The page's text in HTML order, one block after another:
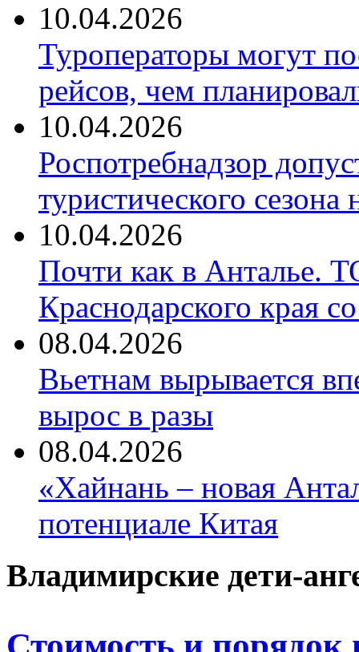
10.04.2026
Туроператоры могут
рейсов, чем
10.04.2026
Роспотребнадзор
туристического
10.04.2026
Почти как в Анталье.
Краснодарского края
08.04.2026
Вьетнам вырывается
вырос в разы
08.04.2026
«Хайнань – новая
потенциале Китая
Владимирские дети-